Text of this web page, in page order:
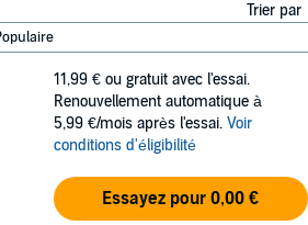
Trier par
11,99 € ou gratuit avec l'essai.
Renouvellement automatique à
5,99 €/mois après l'essai. Voir
conditions d'éligibilité
Essayez pour 0,00 €